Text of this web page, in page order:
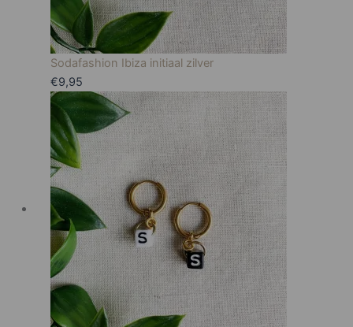
Sodafashion Ibiza initiaal zilver
€9,95